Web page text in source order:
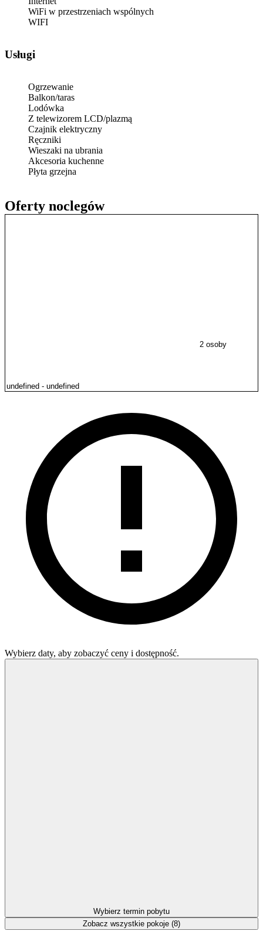
Oferty noclegów
2 osoby
Wybierz daty, aby zobaczyć ceny i dostępność.
Wybierz termin pobytu
Zobacz wszystkie pokoje (8)
WiFi w przestrzeniach wspólnych
WIFI
Usługi
Ogrzewanie
Balkon/taras
Lodówka
Z telewizorem LCD/plazmą
Czajnik elektryczny
Ręczniki
Wieszaki na ubrania
Akcesoria kuchenne
Płyta grzejna